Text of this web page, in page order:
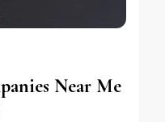
Near Me